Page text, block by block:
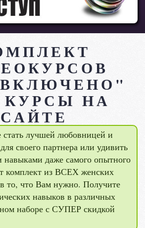
КУРСЫ НА
САЙТЕ
стать лучшей любовницей и
своего партнера или удивить
навыками даже самого опытного
комплект из ВСЕХ женских
то, что Вам нужно. Получите
навыков в различных
наборе с СУПЕР скидкой